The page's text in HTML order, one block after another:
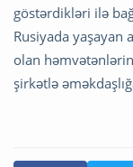
göstərdikləri ilə
Rusiyada yaşayan
olan
şirkətlə